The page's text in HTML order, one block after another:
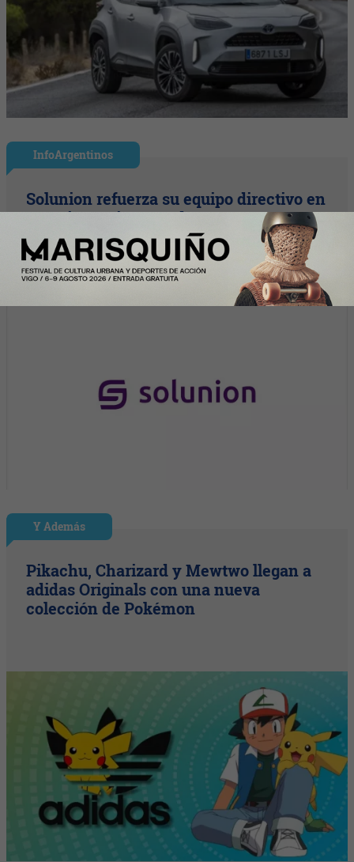
InfoArgentinos
Solunion refuerza su equipo directivo en
América Latina con dos nuevos
nombramientos
Y Además
Pikachu, Charizard y Mewtwo llegan a
adidas Originals con una nueva
colección de Pokémon